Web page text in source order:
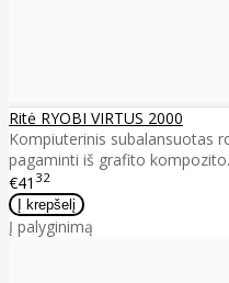
Ritė RYOBI VIRTUS 2000
Kompiuterinis subalansuotas
pagaminti iš grafito
€41 32
Į palyginimą